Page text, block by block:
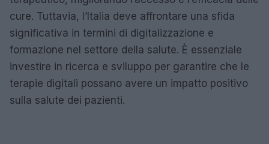
cure. Tuttavia, l’Italia deve affrontare una sfida
significativa in termini di digitalizzazione e
formazione nel settore della salute. È essenziale
investire in ricerca e sviluppo per garantire che le
terapie digitali possano avere un impatto positivo
sulla salute dei pazienti.